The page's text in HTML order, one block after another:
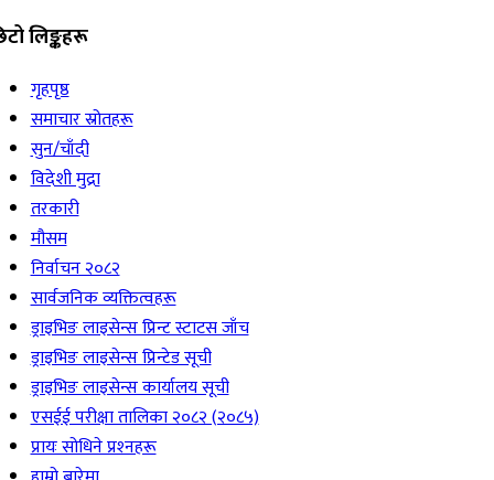
लिङ्कहरू
गृहपृष्ठ
समाचार स्रोतहरू
सुन/चाँदी
विदेशी मुद्रा
तरकारी
मौसम
निर्वाचन २०८२
सार्वजनिक व्यक्तित्वहरू
ड्राइभिङ लाइसेन्स प्रिन्ट स्टाटस जाँच
ड्राइभिङ लाइसेन्स प्रिन्टेड सूची
ड्राइभिङ लाइसेन्स कार्यालय सूची
एसईई परीक्षा तालिका २०८२ (२०८५)
प्रायः सोधिने प्रश्‍नहरू